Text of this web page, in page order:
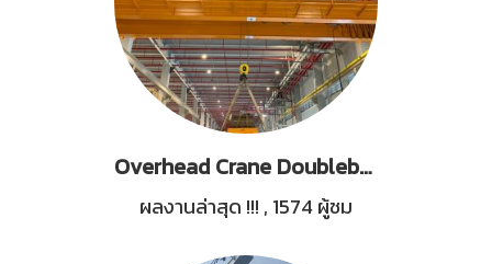
Overhead Crane Doubleboxes Girder Capacity 8Tons.
ผลงานล่าสุด !!! , 1574 ผู้ชม